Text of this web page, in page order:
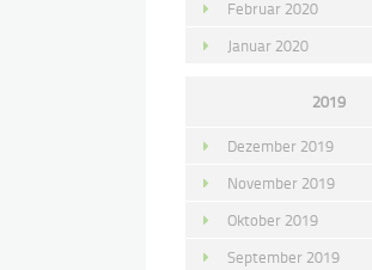
Februar 2020
Januar 2020
2019
Dezember 2019
November 2019
Oktober 2019
September 2019